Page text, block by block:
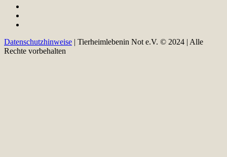
Datenschutzhinweise | Tierheimlebenin Not e.V. © 2024 | Alle
Rechte vorbehalten